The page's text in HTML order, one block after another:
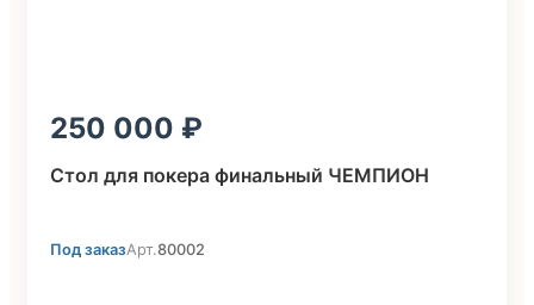
250 000
Стол для покера финальный ЧЕМПИОН
Под заказАрт.80002